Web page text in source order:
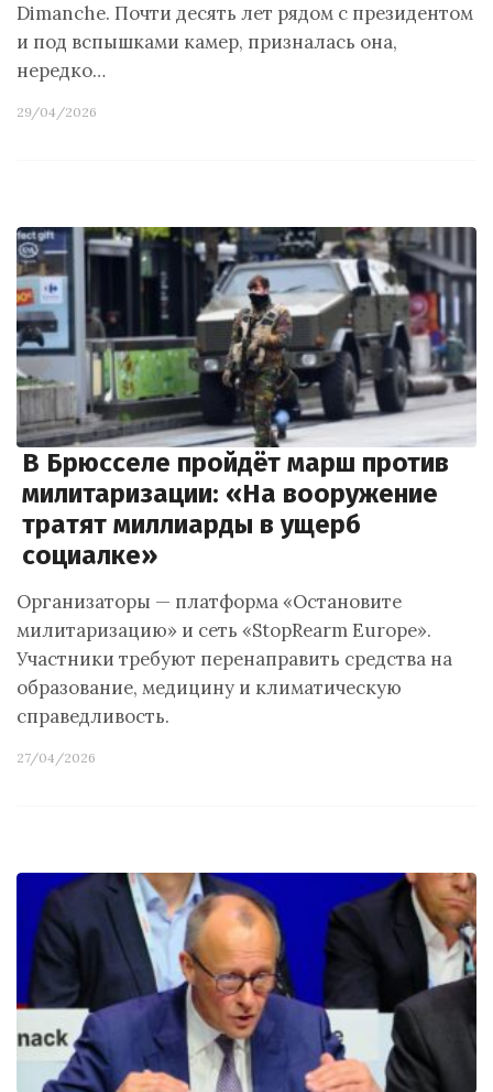
Dimanche. Почти десять лет рядом с президентом
и под вспышками камер, призналась она,
нередко…
29/04/2026
В Брюсселе пройдёт марш против
милитаризации: «На вооружение
тратят миллиарды в ущерб
социалке»
Организаторы — платформа «Остановите
милитаризацию» и сеть «StopRearm Europe».
Участники требуют перенаправить средства на
образование, медицину и климатическую
справедливость.
27/04/2026